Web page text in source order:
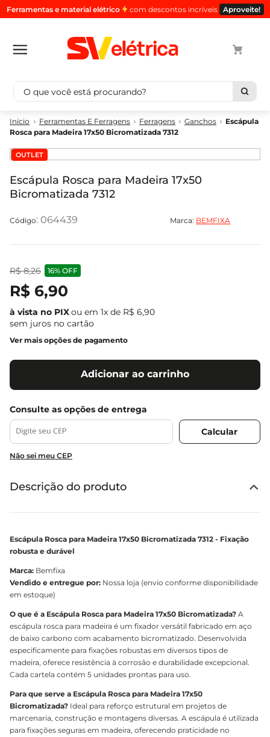
Ferramentas e material elétrico com descontos incríveis Aproveite!
O que você está procurando?
Ferramentas E Ferragens Ferragens Ganchos
Escápula
Rosca para Madeira 17x50 Bicromatizada 7312
OUTLET
Escápula Rosca para Madeira 17x50
Bicromatizada 7312
: 064439 Marca: BEMFIXA
R$ 8,26 16% OFF
R$ 6,90
ou em 1x de R$ 6,90
sem juros no cartão
Ver mais opções de pagamento
Adicionar ao carrinho
Não sei meu CEP
Descrição do produto
Escápula Rosca para Madeira 17x50 Bicromatizada 7312 - Fixação
robusta e durável
Marca: Bemfixa
Vendido e entregue por: Nossa loja (envio conforme disponibilidade
em estoque)
O que é a Escápula Rosca para Madeira 17x50 Bicromatizada? A
escápula rosca para madeira é um fixador versátil fabricado em aço
de baixo carbono com acabamento bicromatizado. Desenvolvida
especificamente para fixações robustas em diversos tipos de
madeira, oferece resistência à corrosão e durabilidade excepcional.
Cada cartela contém 5 unidades prontas para uso.
Para que serve a Escápula Rosca para Madeira 17x50
Bicromatizada? Ideal para reforço estrutural em projetos de
marcenaria, construção e montagens diversas. A escápula é utilizada
para fixações seguras em madeira, oferecendo praticidade no
Termos mais buscados
º
2º
luminaria
3º
tomada
4º
cabo pp
4